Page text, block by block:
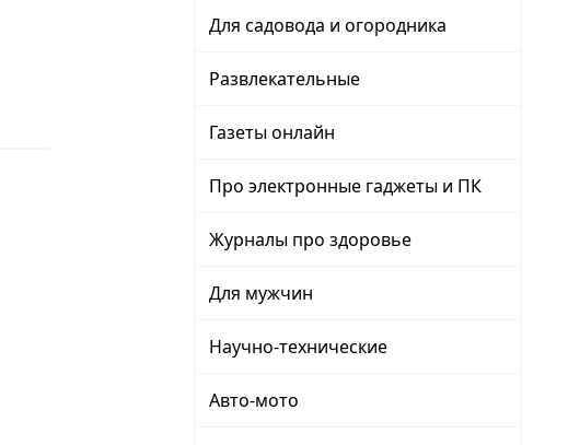
Для садовода и огородника
Развлекательные
Газеты онлайн
Про электронные гаджеты и ПК
Журналы про здоровье
Для мужчин
Научно-технические
Авто-мото